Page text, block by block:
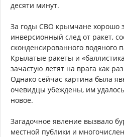
десяти минут.
За годы СВО крымчане хорошо
инверсионный след от ракет,
сконденсированного водяного
Крылатые ракеты и
зачастую летят на врага как
Однако сейчас картина была
очевидцы убеждены, им
новое.
Загадочное явление вызвало
местной публики и